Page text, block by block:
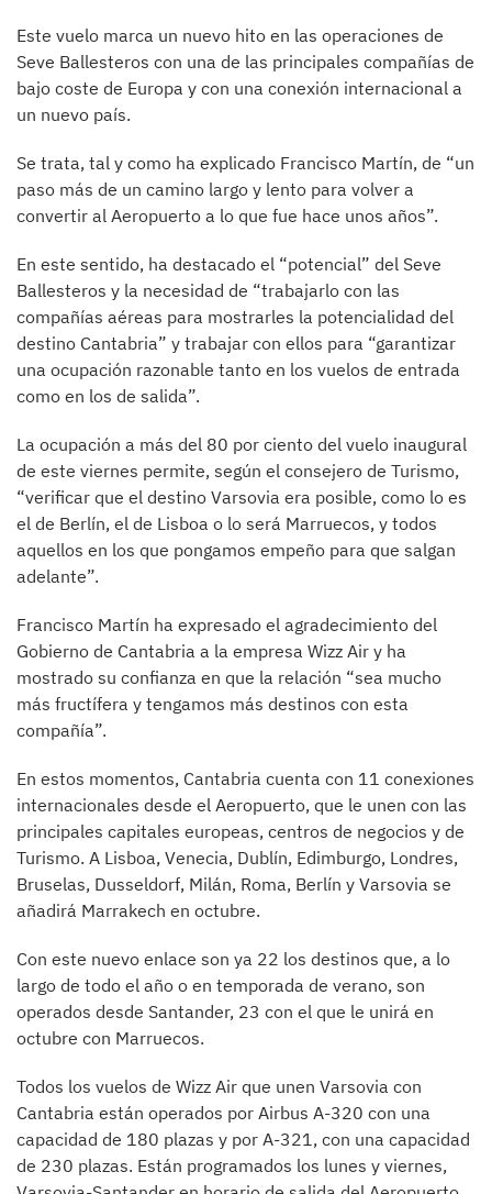
Este vuelo marca un nuevo hito en las operaciones de
Seve Ballesteros con una de las principales compañías de
bajo coste de Europa y con una conexión internacional a
un nuevo país.
Se trata, tal y como ha explicado Francisco Martín, de “un
paso más de un camino largo y lento para volver a
convertir al Aeropuerto a lo que fue hace unos años”.
En este sentido, ha destacado el “potencial” del Seve
Ballesteros y la necesidad de “trabajarlo con las
compañías aéreas para mostrarles la potencialidad del
destino Cantabria” y trabajar con ellos para “garantizar
una ocupación razonable tanto en los vuelos de entrada
como en los de salida”.
La ocupación a más del 80 por ciento del vuelo inaugural
de este viernes permite, según el consejero de Turismo,
“verificar que el destino Varsovia era posible, como lo es
el de Berlín, el de Lisboa o lo será Marruecos, y todos
aquellos en los que pongamos empeño para que salgan
adelante”.
Francisco Martín ha expresado el agradecimiento del
Gobierno de Cantabria a la empresa Wizz Air y ha
mostrado su confianza en que la relación “sea mucho
más fructífera y tengamos más destinos con esta
compañía”.
En estos momentos, Cantabria cuenta con 11 conexiones
internacionales desde el Aeropuerto, que le unen con las
principales capitales europeas, centros de negocios y de
Turismo. A Lisboa, Venecia, Dublín, Edimburgo, Londres,
Bruselas, Dusseldorf, Milán, Roma, Berlín y Varsovia se
añadirá Marrakech en octubre.
Con este nuevo enlace son ya 22 los destinos que, a lo
largo de todo el año o en temporada de verano, son
operados desde Santander, 23 con el que le unirá en
octubre con Marruecos.
Todos los vuelos de Wizz Air que unen Varsovia con
Cantabria están operados por Airbus A-320 con una
capacidad de 180 plazas y por A-321, con una capacidad
de 230 plazas. Están programados los lunes y viernes,